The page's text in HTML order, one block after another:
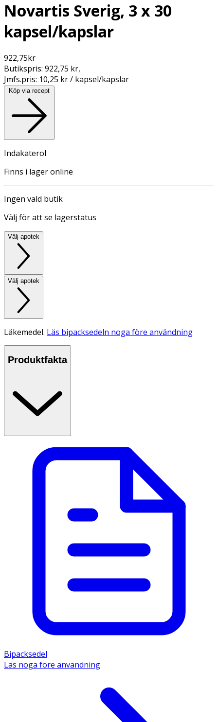
Novartis Sverig, 3 x 30
kapsel/kapslar
922,75kr
Butikspris: 922,75 kr,
Jmfs.pris: 10,25 kr / kapsel/kapslar
Köp via recept
Indakaterol
Finns i lager online
Ingen vald butik
Välj för att se lagerstatus
Välj apotek
Välj apotek
Läkemedel. Läs bipacksedeln noga före användning
Produktfakta
Bipacksedel
Läs noga före användning